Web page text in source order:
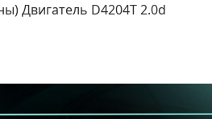
Двигатель D4204T 2.0d